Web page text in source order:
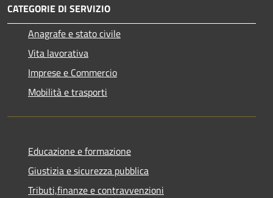
CATEGORIE DI SERVIZIO
Anagrafe e stato civile
Vita lavorativa
Imprese e Commercio
Mobilità e trasporti
Educazione e formazione
Giustizia e sicurezza pubblica
Tributi,finanze e contravvenzioni